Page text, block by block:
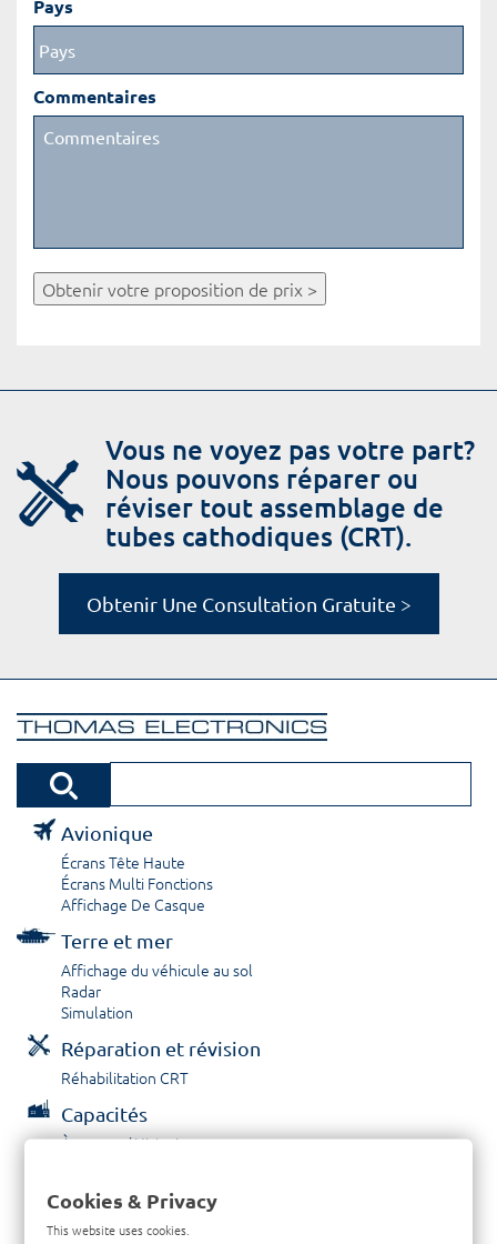
Pays
Commentaires
Obtenir votre proposition de prix >
Vous ne voyez pas votre part?
Nous pouvons réparer ou
réviser tout assemblage de
tubes cathodiques (CRT).
Obtenir Une Consultation Gratuite >
Avionique
Écrans Tête Haute
Écrans Multi Fonctions
Affichage De Casque
Terre et mer
Affichage du véhicule au sol
Radar
Simulation
Réparation et révision
Réhabilitation CRT
Capacités
À propos / Historique
Contactez nous
Cookies & Privacy
This website uses cookies.